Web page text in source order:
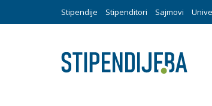
Stipendije Stipenditori Sajmovi